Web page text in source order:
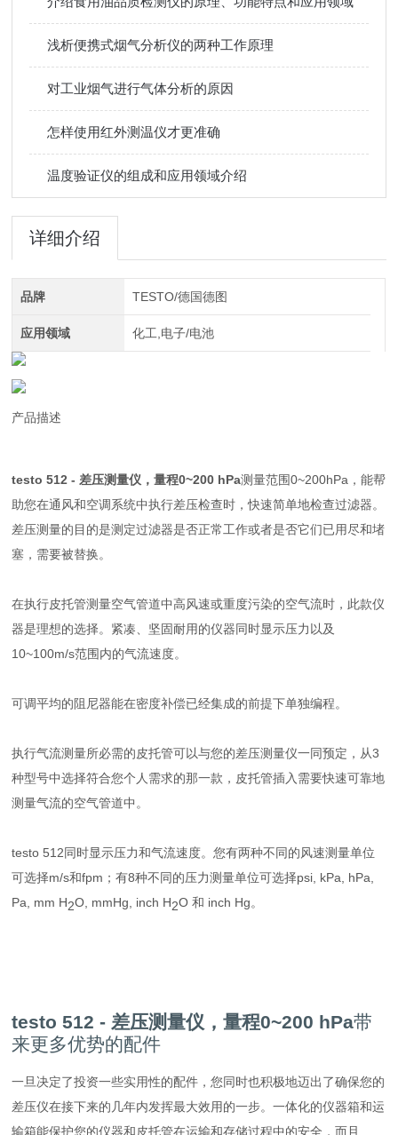
浅析便携式烟气分析仪的两种工作原理
对工业烟气进行气体分析的原因
怎样使用红外测温仪才更准确
温度验证仪的组成和应用领域介绍
详细介绍
品牌 TESTO/德国德图
应用领域 化工,电子/电池
产品描述
testo 512 - 差压测量仪，量程0~200 hPa测量范围0~200hPa，能帮
助您在通风和空调系统中执行差压检查时，快速简单地检查过滤器。
差压测量的目的是测定过滤器是否正常工作或者是否它们已用尽和堵
塞，需要被替换。
在执行皮托管测量空气管道中高风速或重度污染的空气流时，此款仪
器是理想的选择。紧凑、坚固耐用的仪器同时显示压力以及
10~100m/s范围内的气流速度。
可调平均的阻尼器能在密度补偿已经集成的前提下单独编程。
执行气流测量所必需的皮托管可以与您的差压测量仪一同预定，从3
种型号中选择符合您个人需求的那一款，皮托管插入需要快速可靠地
测量气流的空气管道中。
testo 512同时显示压力和气流速度。您有两种不同的风速测量单位
可选择m/s和fpm；有8种不同的压力测量单位可选择psi, kPa, hPa,
Pa, mm H2O, mmHg, inch H2O 和 inch Hg。
testo 512 - 差压测量仪，量程0~200 hPa带
来更多优势的配件
一旦决定了投资一些实用性的配件，您同时也积极地迈出了确保您的
差压仪在接下来的几年内发挥最大效用的一步。一体化的仪器箱和运
输箱能保护您的仪器和皮托管在运输和存储过程中的安全，而且